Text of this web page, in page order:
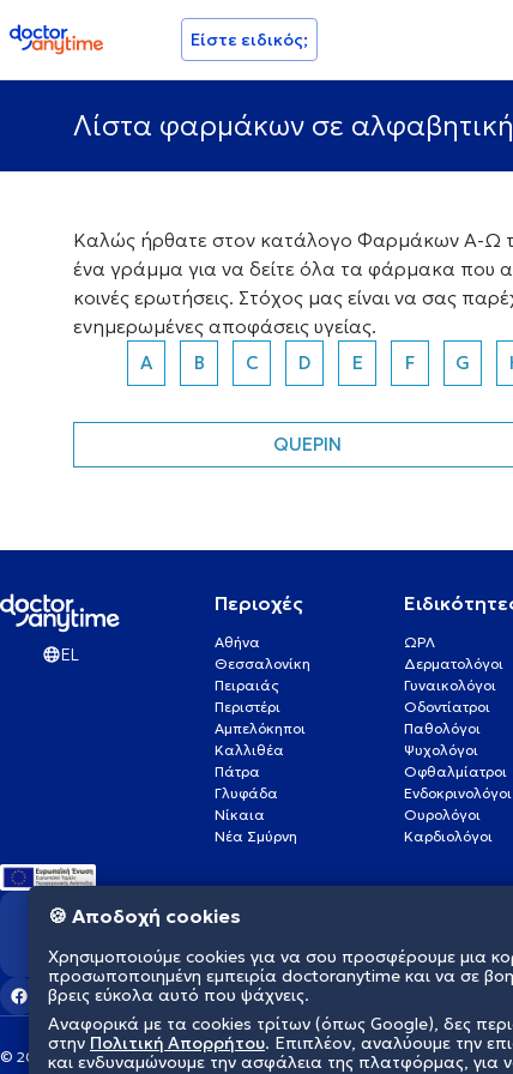
doctoranytime Είστε ειδικός;
Λίστα φαρμάκων σε
Καλώς ήρθατε στον κατάλογο Φαρμάκων Α-Ω
ένα γράμμα για να δείτε όλα τα φάρμακα που
κοινές ερωτήσεις. Στόχος μας είναι να σας
ενημερωμένες αποφάσεις υγείας.
A B C D E F G
QUEPIN
EL
Περιοχές
Αθήνα
Θεσσαλονίκη
Πειραιάς
Περιστέρι
Αμπελόκηποι
Καλλιθέα
Πάτρα
Γλυφάδα
Νίκαια
Νέα Σμύρνη
ΩΡΛ
Δερματολόγοι
Γυναικολόγοι
Οδοντίατροι
Παθολόγοι
Ψυχολόγοι
Οφθαλμίατροι
Ενδοκρινολόγοι
Ουρολόγοι
Καρδιολόγοι
Διαμορφώνουμε το
© 2026 doctoranytime
🍪 Αποδοχή cookies
Χρησιμοποιούμε cookies για να σου προσφέρουμε μια
προσωποποιημένη εμπειρία doctoranytime και να σε
βρεις εύκολα αυτό που ψάχνεις.
Αναφορικά με τα cookies τρίτων (όπως Google), δες
στην Πολιτική Απορρήτου. Επιπλέον, αναλύουμε την
και ενδυναμώνουμε την ασφάλεια της πλατφόρμας, για